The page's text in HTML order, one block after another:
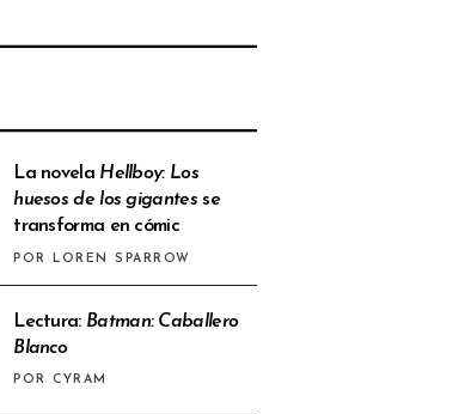
La novela Hellboy: Los
huesos de los gigantesse
transforma en cómic
POR LOREN SPARROW
Lectura: Batman: Caballero
Blanco
POR CYRAM